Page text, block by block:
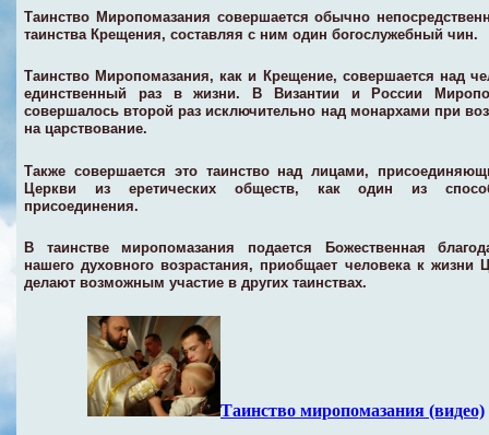
Таинство Миропомазания совершается обычно
таинства Крещения, составляя с ним один богослужебный чин.
Таинство Миропомазания, как и Крещение, совершается над
единственный раз в жизни. В Византии и России
совершалось второй раз исключительно над монархами при
на царствование.
Также совершается это таинство над лицами,
Церкви из еретических обществ, как один из
присоединения.
В таинстве миропомазания подается Божественная
нашего духовного возрастания, приобщает человека к жизни
делают возможным участие в других таинствах.
Таинство миропомазания (видео)